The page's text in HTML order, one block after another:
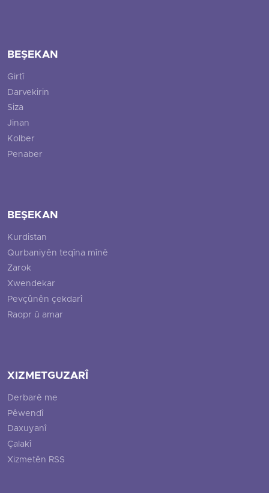
BEŞEKAN
Girtî
Darvekirin
Siza
Jinan
Kolber
Penaber
BEŞEKAN
Kurdistan
Qurbaniyên teqîna mînê
Zarok
Xwendekar
Pevçûnên çekdarî
Raopr û amar
XIZMETGUZARÎ
Derbarê me
Pêwendî
Daxuyanî
Çalakî
Xizmetên RSS